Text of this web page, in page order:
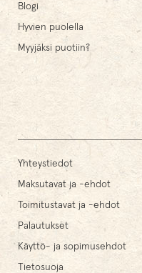
Blogi
Hyvien puolella
Myyjäksi puotiin?
Yhteystiedot
Maksutavat ja -ehdot
Toimitustavat ja -ehdot
Palautukset
Käyttö- ja sopimusehdot
Tietosuoja